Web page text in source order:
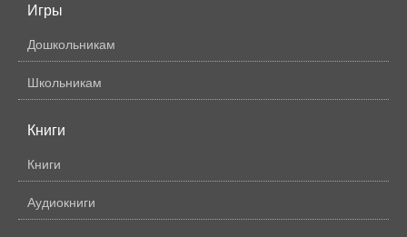
Игры
Дошкольникам
Школьникам
Книги
Книги
Аудиокниги